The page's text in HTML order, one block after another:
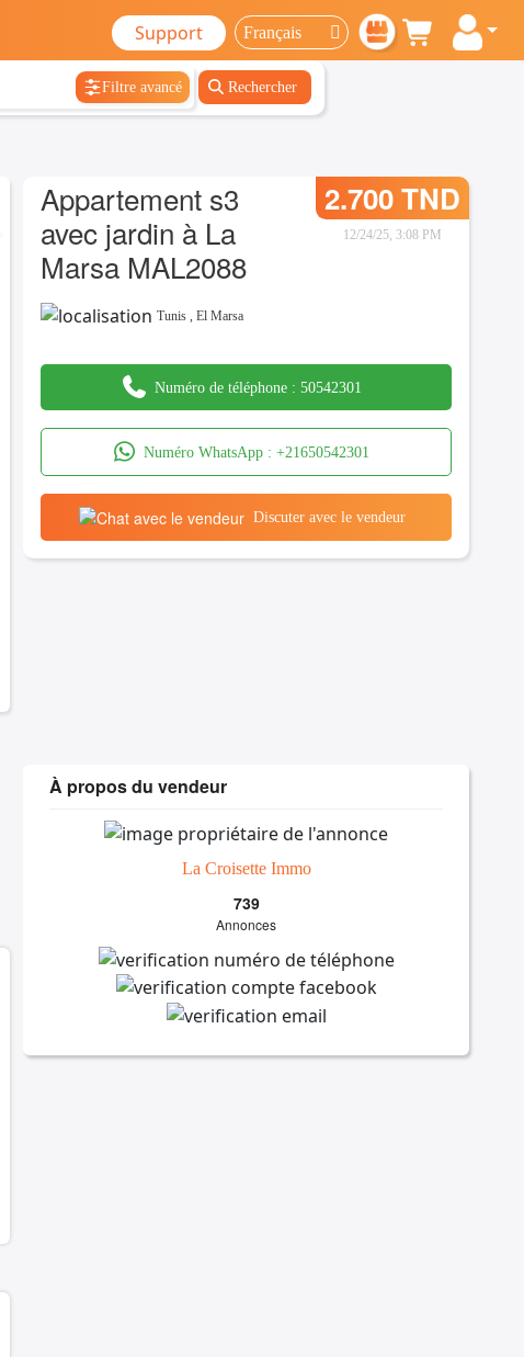
Support
Filtre avancé Rechercher
Appartement s3
avec jardin à La
Marsa MAL2088
2.700 TND
12/24/25, 3:08 PM
Tunis ,El Marsa
Numéro de téléphone : 50542301
Numéro WhatsApp : +21650542301
Discuter avec le vendeur
À propos du vendeur
La Croisette Immo
739
Annonces